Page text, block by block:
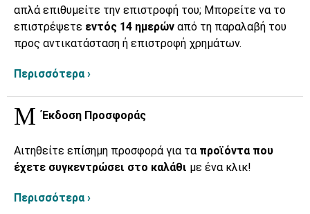
απλά επιθυμείτε την επιστροφή του; Μπορείτε να το
επιστρέψετε εντός 14 ημερών από τη παραλαβή του
προς αντικατάσταση ή επιστροφή χρημάτων.
Περισσότερα ›
Έκδοση Προσφοράς
Αιτηθείτε επίσημη προσφορά για τα προϊόντα που
έχετε συγκεντρώσει στο καλάθι με ένα κλικ!
Περισσότερα ›